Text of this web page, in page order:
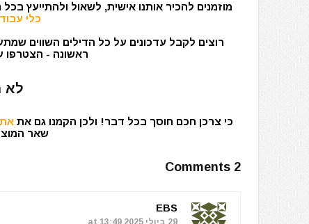
מוזמנים להכיר אותנו אישית, לשאול ולהתייעץ
כלי
רוצים לקבל עדכונים על כל הדילים השווים
ראשונה - הצטרפו
לא
כי צרכן חכם חוסך בכל דבר! ולכן הקמנו גם את
שאר
2 Comments
EBS